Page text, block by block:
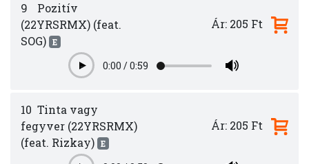
9
Pozitív
(22YRSRMX) (feat.
SOG) E
Play0:00 /0:59
Ár: 205 Ft
10 Tinta vagy
fegyver (22YRSRMX)
(feat. Rizkay) E
Ár: 205 Ft